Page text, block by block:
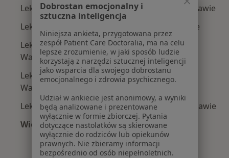
Lekarze bez specjalizacji z Medicover w Warszawie
Lekarze bez specjalizacji z Allianz w Warszawie
Lekarze bez specjalizacji z INTER Polska w
Warszawie
Lekarze bez specjalizacji z Signal Iduna w
Warszawie
Lekarze bez specjalizacji z Compensa w Warszawie
Więcej (3)
Więcej w kategorii: Najpopularniejsze
Dobrostan emocjonalny i
sztuczna inteligencja
Niniejsza ankieta, przygotowana przez
zespół Patient Care Doctoralia, ma na celu
lepsze zrozumienie, w jaki sposób ludzie
korzystają z narzędzi sztucznej inteligencji
jako wsparcia dla swojego dobrostanu
emocjonalnego i zdrowia psychicznego.
Udział w ankiecie jest anonimowy, a wyniki
będą analizowane i prezentowane
wyłącznie w formie zbiorczej. Pytania
dotyczące nastolatków są skierowane
wyłącznie do rodziców lub opiekunów
prawnych. Nie zbieramy informacji
bezpośrednio od osób niepełnoletnich.